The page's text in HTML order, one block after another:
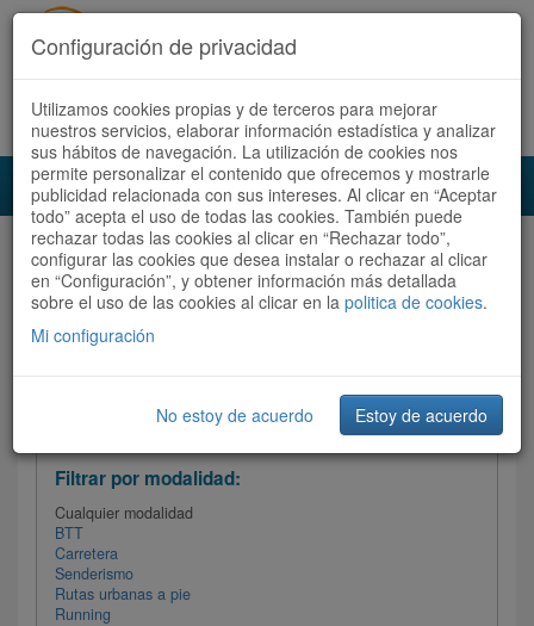
Acceder Registrate ahora Español | Català
Audioruta Todas las rutas
Todas las rutas
Ordenar por: Más recientes /
Filtrar las rutas
Filtrar por modalidad:
Cualquier modalidad
BTT
Carretera
Senderismo
Rutas urbanas a pie
Running
Configuración de privacidad
Utilizamos cookies propias y de terceros para mejorar
nuestros servicios, elaborar información estadística y analizar
sus hábitos de navegación. La utilización de cookies nos
permite personalizar el contenido que ofrecemos y mostrarle
publicidad relacionada con sus intereses. Al clicar en “Aceptar
todo” acepta el uso de todas las cookies. También puede
rechazar todas las cookies al clicar en “Rechazar todo”,
configurar las cookies que desea instalar o rechazar al clicar
en “Configuración”, y obtener información más detallada
sobre el uso de las cookies al clicar en la politica de cookies.
Mi configuración
No estoy de acuerdo Estoy de acuerdo